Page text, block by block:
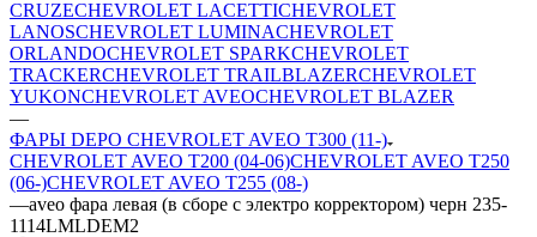
CRUZECHEVROLET LACETTICHEVROLET
LANOSCHEVROLET LUMINACHEVROLET
ORLANDOCHEVROLET SPARKCHEVROLET
TRACKERCHEVROLET TRAILBLAZERCHEVROLET
YUKONCHEVROLET AVEOCHEVROLET BLAZER
—
ФАРЫ DEPO CHEVROLET AVEO T300 (11-)
CHEVROLET AVEO T200 (04-06)CHEVROLET AVEO T250
(06-)CHEVROLET AVEO T255 (08-)
—aveo фара левая (в сборе с электро корректором) черн 235-
1114LMLDEM2